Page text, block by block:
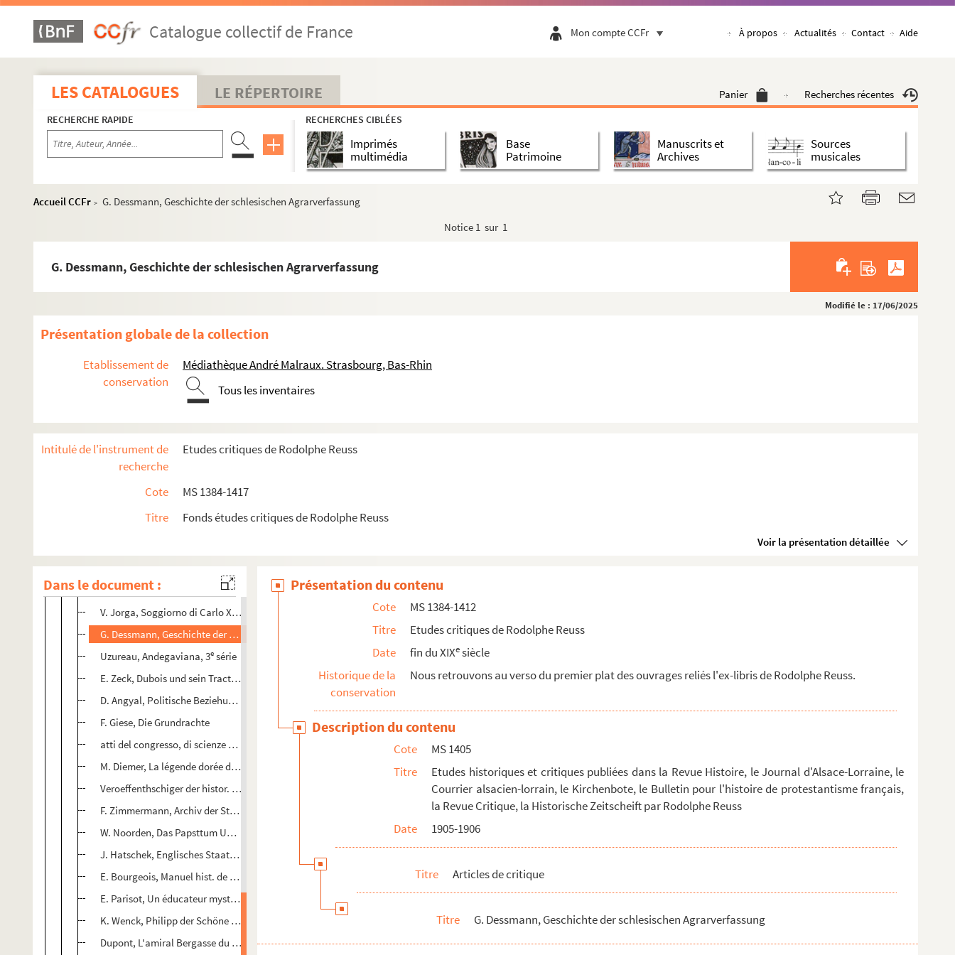
Catalogue collectif de France Mon compte CCFr À propos Actualités Contact Aide
LES CATALOGUES LE RÉPERTOIRE Panier Recherches récentes
RECHERCHE RAPIDE RECHERCHES CIBLÉES
Imprimés
multimédia
Base
Patrimoine
Manuscrits et
Archives
Sources
musicales
Accueil CCFr > G. Dessmann, Geschichte der schlesischen Agrarverfassung
Notice 1 sur 1
G. Dessmann, Geschichte der schlesischen Agrarverfassung
Modifié le : 17/06/2025
Présentation globale de la collection
Etablissement de
conservation
Médiathèque André Malraux. Strasbourg, Bas-Rhin
Tous les inventaires
Intitulé de l'instrument de
recherche
Etudes critiques de Rodolphe Reuss
Cote
MS 1384-1417
Titre
Fonds études critiques de Rodolphe Reuss
Voir la présentation détaillée
Dans le document :
H. Ponlet, Une petite ville lorraine (Thiaucourt)
Archives historiques de la Saintonge, tom. XXVI
M. François Descostes, Joseph de Maistre inconnu
Meunier, Passages de Pie VII dans la Niêne
De Sèze, Baylen et la politique de Napoléon
E. Pariste, Un éducateur mystique (Oberlin)
L. Schmidt, Geschichte der Germanischen Voelker, I
M. Vancsa, Geschichte Ober = und Niederoestreich's I
F. Lau, Codex diplomaticus Moeno-francofurtanus, tom. II
Viard et Deprez, Chronique de Jean le Bel, tom. I.
G. Pérouse, Le cardinal Louis Aleman
H. Crohas, Zwei Foerderer des Hexenvahns
A. Elkan, Die Publicistik der Bartholmaeusnacht
G. Preuss, Wilhem von England und das Haus Wittelsbach, I
de Vogué, Mémoires du maréchal de Villars, tom. VI
V. Jorga, Soggiorno di Carlo XII in Turchia
G. Dessmann, Geschichte der schlesischen Agrarverfassung
Uzureau, Andegaviana, 3e série
E. Zeck, Dubois und sein Tractat : De recuperatione Terrae Sanctae
D. Angyal, Politische Beziehungen gesischen Siebenbügen in England (à vérifier)
F. Giese, Die Grundrachte
atti del congresso, di scienze storiche, tom. IV
M. Diemer, La légende dorée de l'Alsace
Veroeffenthschiger der histor. Commission P. Stayermark, XX-XXI [à vérifier]
F. Zimmermann, Archiv der Stadt Hermonnstadt
W. Noorden, Das Papsttum Und Byzanz
J. Hatschek, Englisches Staatsrecht, I.
E. Bourgeois, Manuel hist. de politique étrangère, III
E. Parisot, Un éducateur mystique : Oberlin
K. Wenck, Philipp der Schöne von Frankreich
Dupont, L'amiral Bergasse du Petit-Thouars
Présentation du contenu
Cote
MS 1384-1412
Titre
Etudes critiques de Rodolphe Reuss
Date
fin du XIXesiècle
Historique de la
conservation
Nous retrouvons au verso du premier plat des ouvrages reliés l'ex-libris de Rodolphe Reuss.
Description du contenu
Cote
MS 1405
Titre
Etudes historiques et critiques publiées dans la Revue Histoire, le Journal d'Alsace-Lorraine, le
Courrier alsacien-lorrain, le Kirchenbote, le Bulletin pour l'histoire de protestantisme français,
la Revue Critique, la Historische Zeitscheift par Rodolphe Reuss
Date
1905-1906
Titre Articles de critique
Titre G. Dessmann, Geschichte der schlesischen Agrarverfassung